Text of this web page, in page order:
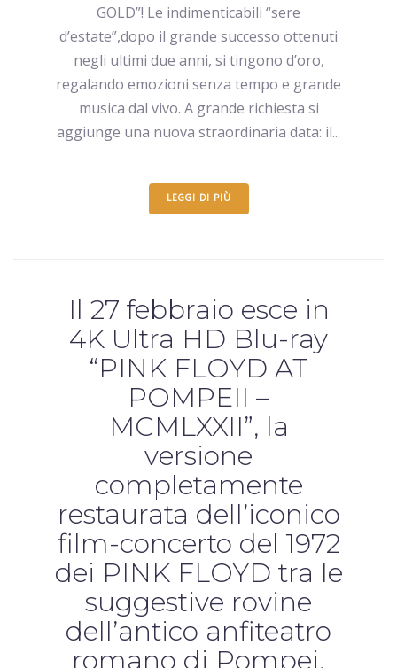
GOLD”! Le indimenticabili “sere
d’estate”,dopo il grande successo ottenuti
negli ultimi due anni, si tingono d’oro,
regalando emozioni senza tempo e grande
musica dal vivo. A grande richiesta si
aggiunge una nuova straordinaria data: il...
LEGGI DI PIÙ
Il 27 febbraio esce in
4K Ultra HD Blu-ray
“PINK FLOYD AT
POMPEII –
MCMLXXII”, la
versione
completamente
restaurata dell’iconico
film-concerto del 1972
dei PINK FLOYD tra le
suggestive rovine
dell’antico anfiteatro
romano di Pompei.